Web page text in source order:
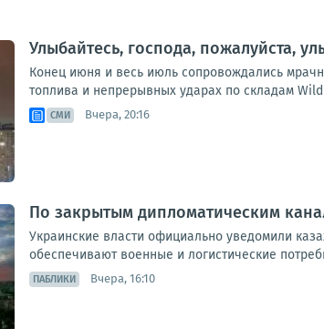
Улыбайтесь, господа, пожалуйста,
Конец июня и весь июль сопровождались
топлива и непрерывных ударах по складам
СМИ Вчера, 20:16
По закрытым дипломатическим
Украинские власти официально уведомили
обеспечивают военные и логистические
ПАБЛИКИ Вчера, 16:10